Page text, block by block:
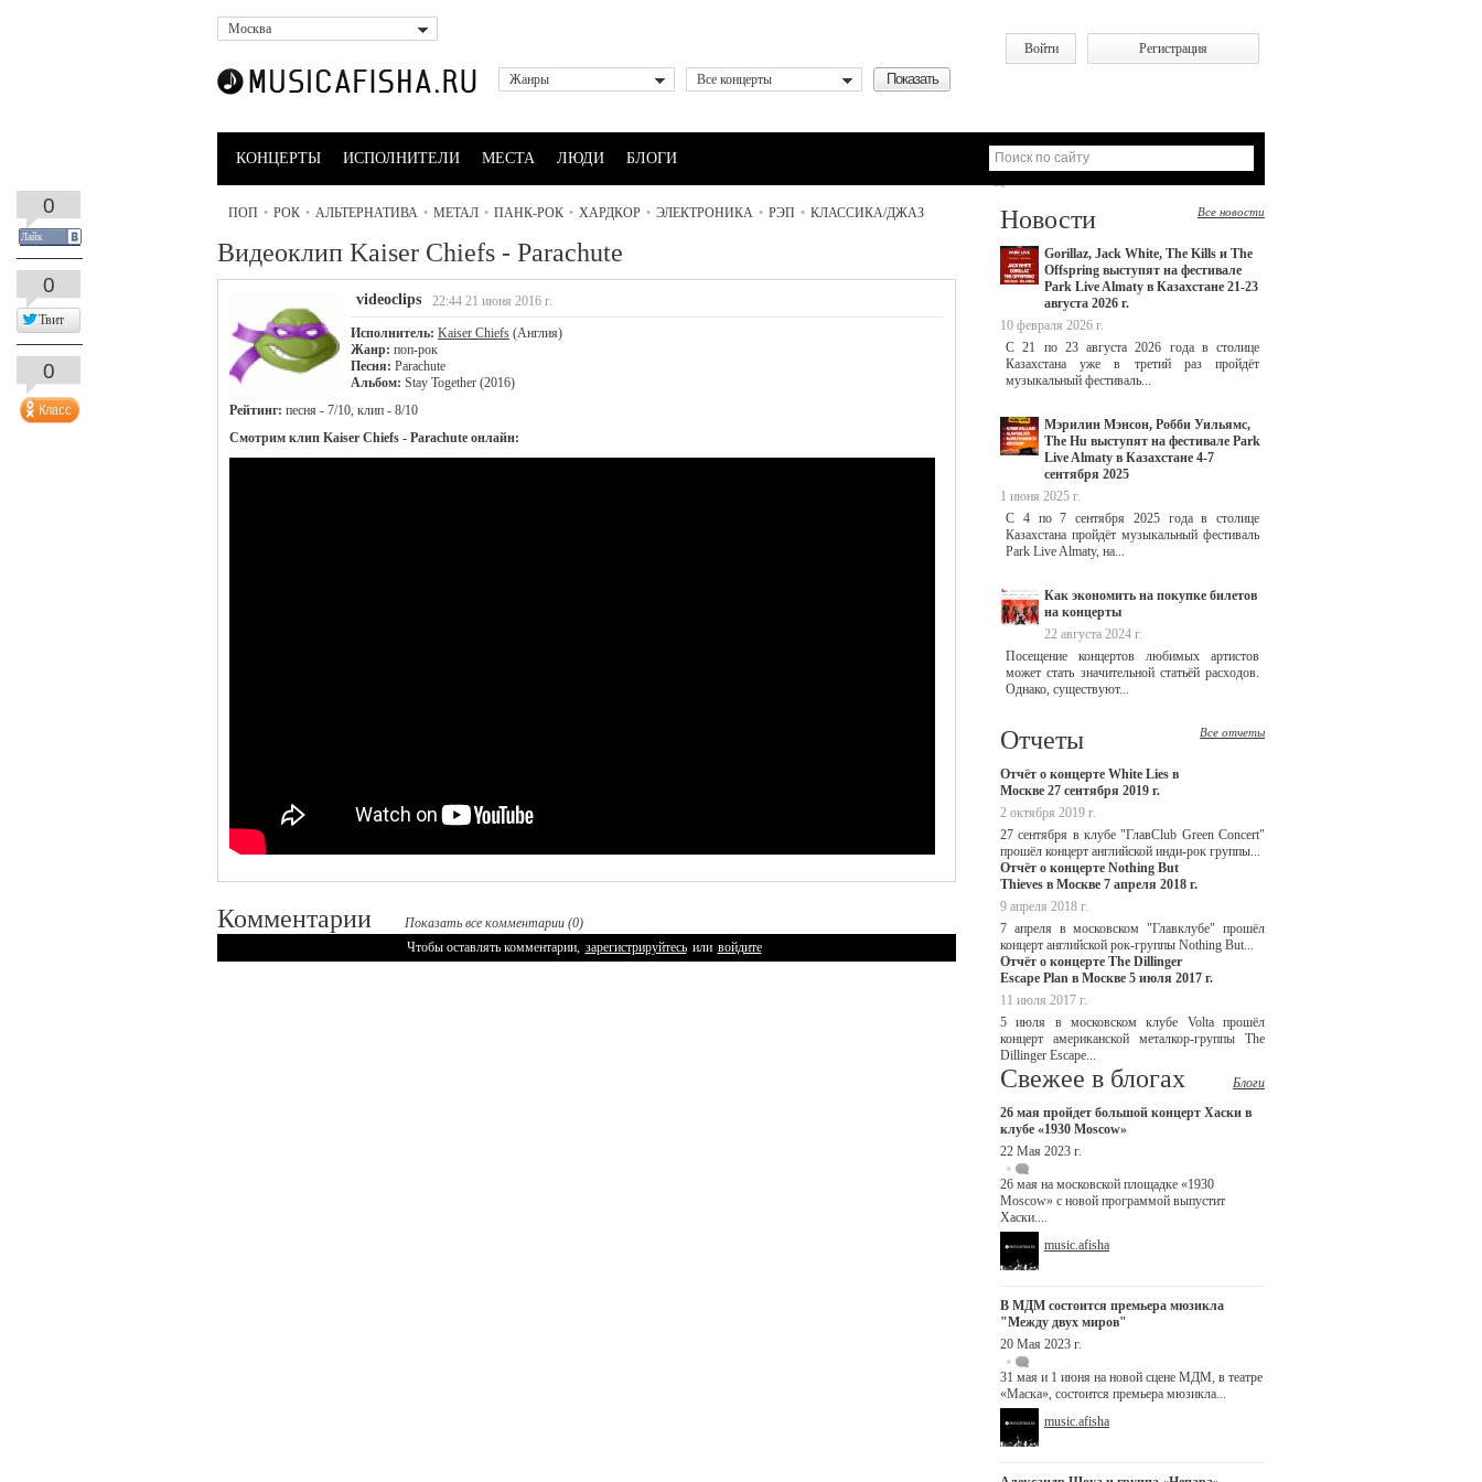
Москва
Войти
Регистрация
Жанры
Все концерты
КОНЦЕРТЫ ИСПОЛНИТЕЛИ МЕСТА ЛЮДИ БЛОГИ
ПОП • РОК • АЛЬТЕРНАТИВА • МЕТАЛ • ПАНК-РОК • ХАРДКОР • ЭЛЕКТРОНИКА • РЭП • КЛАССИКА/ДЖАЗ
Видеоклип Kaiser Chiefs - Parachute
videoclips 22:44 21 июня 2016 г.
Исполнитель: Kaiser Chiefs (Англия)
Жанр: поп-рок
Песня: Parachute
Альбом: Stay Together (2016)
Рейтинг: песня - 7/10, клип - 8/10
Смотрим клип Kaiser Chiefs - Parachute онлайн:
Комментарии
Показать все комментарии (0)
Чтобы оставлять комментарии, зарегистрируйтесь или войдите
Новости Все новости
Gorillaz, Jack White, The Kills и The
Offspring выступят на фестивале
Park Live Almaty в Казахстане 21-23
августа 2026 г.
10 февраля 2026 г.
С 21 по 23 августа 2026 года в столице
Казахстана уже в третий раз пройдёт
музыкальный фестиваль...
Мэрилин Мэнсон, Робби Уильямс,
The Hu выступят на фестивале Park
Live Almaty в Казахстане 4-7
сентября 2025
1 июня 2025 г.
С 4 по 7 сентября 2025 года в столице
Казахстана пройдёт музыкальный фестиваль
Park Live Almaty, на...
Как экономить на покупке билетов
на концерты
22 августа 2024 г.
Посещение концертов любимых артистов
может стать значительной статьёй расходов.
Однако, существуют...
Отчеты Все отчеты
Отчёт о концерте White Lies в
Москве 27 сентября 2019 г.
2 октября 2019 г.
27 сентября в клубе "ГлавClub Green Concert"
прошёл концерт английской инди-рок группы...
Отчёт о концерте Nothing But
Thieves в Москве 7 апреля 2018 г.
9 апреля 2018 г.
7 апреля в московском "Главклубе" прошёл
концерт английской рок-группы Nothing But...
Отчёт о концерте The Dillinger
Escape Plan в Москве 5 июля 2017 г.
11 июля 2017 г.
5 июля в московском клубе Volta прошёл
концерт американской металкор-группы The
Dillinger Escape...
Свежее в блогах
Блоги
26 мая пройдет большой концерт Хаски в
клубе «1930 Moscow»
22 Мая 2023 г.
26 мая на московской площадке «1930
Moscow» с новой программой выпустит
Хаски....
music.afisha
В МДМ состоится премьера мюзикла
"Между двух миров"
20 Мая 2023 г.
31 мая и 1 июня на новой сцене МДМ, в театре
«Маска», состоится премьера мюзикла...
music.afisha
0
Лайк
0
Твит
0